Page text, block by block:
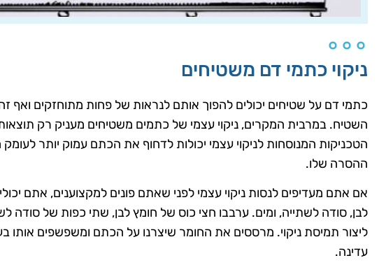
ניקוי כתמי דם משטיחים
כתמי דם על שטיחים יכולים להפוך אותם לנראות של פחות מתוחזקים ואף
השטיח. במרבית המקרים, ניקוי עצמי של כתמים משטיחים מעניק רק תוצאות
הטכניקות המנוסחות לניקוי עצמי יכולות לדחוף את הכתם עמוק יותר
ההסרה שלו.
אם אתם מעדיפים לנסות ניקוי עצמי לפני שאתם פונים למקצוענים, אתם
לבן, סודה לשתייה, ומים. ערבבו חצי כוס של חומץ לבן, שתי כפות של סודה
ליצור תמיסת ניקוי. מרססים את החומר שיצרנו על הכתם ומשפשפים אותו
עדינה.